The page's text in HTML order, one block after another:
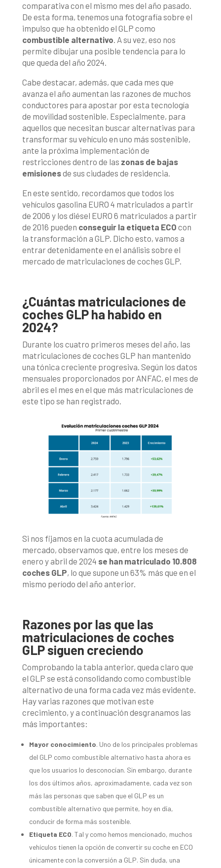
comparativa con el mismo mes del año pasado.
De esta forma, tenemos una fotografía sobre el
impulso que ha obtenido el GLP como
combustible alternativo. A su vez, eso nos
permite dibujar una posible tendencia para lo
que queda del año 2024.
Cabe destacar, además, que cada mes que
avanza el año aumentan las razones de muchos
conductores para apostar por esta tecnología
de movilidad sostenible. Especialmente, para
aquellos que necesitan buscar alternativas para
transformar su vehículo en uno más sostenible,
ante la próxima implementación de
restricciones dentro de las zonas de bajas
emisionesde sus ciudades de residencia.
En este sentido, recordamos que todos los
vehículos gasolina EURO 4 matriculados a partir
de 2006 y los diésel EURO 6 matriculados a partir
de 2016 pueden conseguir la etiqueta ECO con
la transformación a GLP. Dicho esto, vamos a
entrar detenidamente en el análisis sobre el
mercado de matriculaciones de coches GLP.
¿Cuántas matriculaciones de
coches GLP ha habido en
2024?
Durante los cuatro primeros meses del año, las
matriculaciones de coches GLP han mantenido
una tónica creciente progresiva. Según los datos
mensuales proporcionados por ANFAC, el mes de
abril es el mes en el que más matriculaciones de
este tipo se han registrado.
Si nos fijamos en la cuota acumulada de
mercado, observamos que, entre los meses de
enero y abril de 2024 se han matriculado 10.808
coches GLP, lo que supone un 63% más que en el
mismo período del año anterior.
Razones por las que las
matriculaciones de coches
GLP siguen creciendo
Comprobando la tabla anterior, queda claro que
el GLP se está consolidando como combustible
alternativo de una forma cada vez más evidente.
Hay varias razones que motivan este
crecimiento, y a continuación desgranamos las
más importantes:
Mayor conocimiento. Uno de los principales problemas
del GLP como combustible alternativo hasta ahora es
que los usuarios lo desconocían. Sin embargo, durante
los dos últimos años, aproximadamente, cada vez son
más las personas que saben que el GLP es un
combustible alternativo que permite, hoy en día,
conducir de forma más sostenible.
Etiqueta ECO. Tal y como hemos mencionado, muchos
vehículos tienen la opción de convertir su coche en ECO
únicamente con la conversión a GLP. Sin duda, una